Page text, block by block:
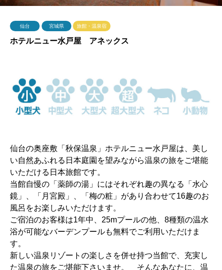
仙台 宮城県 旅館・温泉宿
ホテルニュー水戸屋 アネックス
仙台の奥座敷「秋保温泉」ホテルニュー水戸屋は、美し
い自然あふれる日本庭園を望みながら温泉の旅をご堪能
いただける日本旅館です。
当館自慢の「薬師の湯」にはそれぞれ趣の異なる「水心
鏡」、「月宮殿」、「梅の粧」があり合わせて16趣のお
風呂をお楽しみいただけます。
ご宿泊のお客様は1年中、25mプールの他、8種類の温水
浴が可能なバーデンプールも無料でご利用いただけま
す。
新しい温泉リゾートの楽しさを併せ持つ当館で、充実し
た温泉の旅をご堪能下さいませ。 そんなあなたに、温